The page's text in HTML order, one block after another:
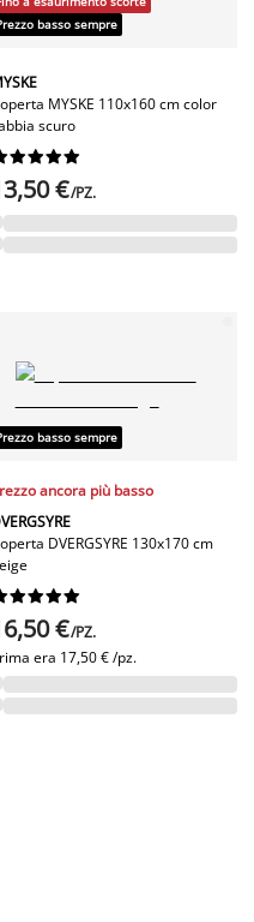
basso sempre
MYSKE 110x160 cm color
scuro





€/PZ.
basso sempre
ancora più basso
DVERGSYRE 130x170 cm





€/PZ.
era 17,50 € /pz.